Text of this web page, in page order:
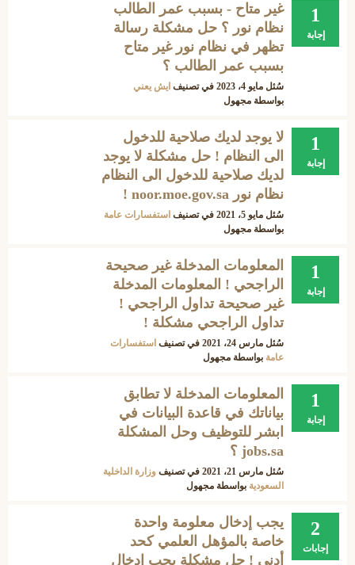
1
إجابة
غير متاح - بسبب عمر الطالب
نظام نور ؟ حل مشكلة رسالة
تظهر في نظام نور غير متاح
بسبب عمر الطالب ؟
سُئل مايو 4، 2023 في تصنيف ايش يعني
بواسطة مجهول
1
إجابة
لا يوجد لديك صلاحية للدخول
الى النظام ! حل مشكلة لا يوجد
لديك صلاحية للدخول الى النظام
نظام نور noor.moe.gov.sa !
سُئل مايو 5، 2021 في تصنيف استفسارات عامة
بواسطة مجهول
1
إجابة
المعلومات المدخلة غير صحيحة
الراجحي ! المعلومات المدخلة
غير صحيحة تداول الراجحي !
تداول الراجحي مشكلة !
سُئل مارس 24، 2021 في تصنيف استفسارات
عامة بواسطة مجهول
1
إجابة
المعلومات المدخلة لا تطابق
بياناتك في قاعدة البيانات في
ابشر للتوظيف وحل المشكلة
jobs.sa ؟
سُئل مارس 21، 2021 في تصنيف وزارة الداخلية
السعودية بواسطة مجهول
2
إجابات
يجب إدخال معلومة واحدة
خاصة بالمؤهل العلمي كحد
أدنى ! حل مشكلة يجب إدخال